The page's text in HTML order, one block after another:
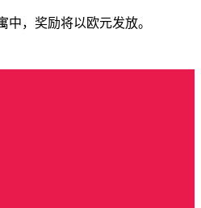
，奖励将以欧元发放。